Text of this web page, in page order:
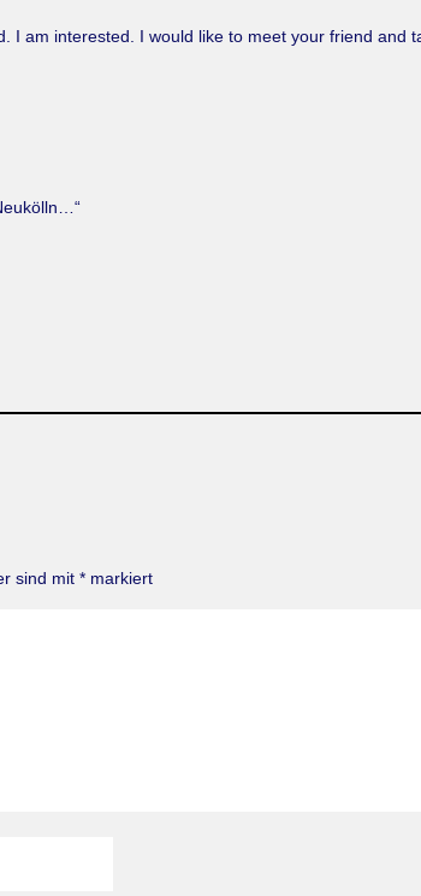
I am interested. I would like to meet your friend and
sind mit* markiert